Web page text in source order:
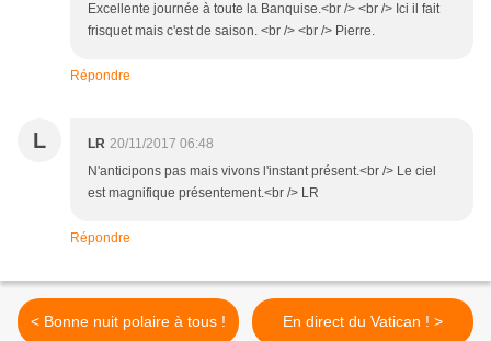
Excellente journée à toute la Banquise.<br /> <br /> Ici il fait
frisquet mais c'est de saison. <br /> <br /> Pierre.
Répondre
L LR 20/11/2017 06:48
N'anticipons pas mais vivons l'instant présent.<br /> Le ciel
est magnifique présentement.<br /> LR
Répondre
< Bonne nuit polaire à tous ! En direct du Vatican ! >